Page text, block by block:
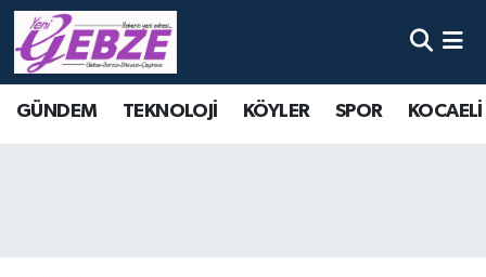
GÜNDEM TEKNOLOJİ KÖYLER SPOR
Nöbetçi Eczaneler